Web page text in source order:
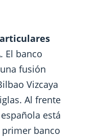
El banco
fusión
Vizcaya
Al frente
está
primer banco